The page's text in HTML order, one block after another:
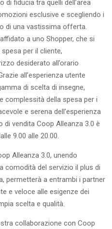
di fiducia tra quelli dell’area
esclusive e scegliendo i
di una vastissima offerta.
a uno Shopper, che si
per il cliente,
desiderato all’orario
all’esperienza utente
di scelta di insegne,
complessità della spesa per i
e serena dell’esperienza
di vendita Coop Alleanza 3.0 è
9.00 alle 20.00.
Alleanza 3.0, unendo
comodità del servizio il plus di
permetterà a entrambi i partner
e veloce alle esigenze dei
scelta e qualità.
collaborazione con Coop